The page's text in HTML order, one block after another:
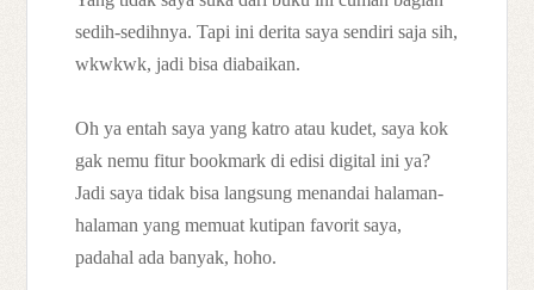
sedih-sedihnya. Tapi ini derita saya sendiri saja sih,
wkwkwk, jadi bisa diabaikan.
Oh ya entah saya yang katro atau kudet, saya kok
gak nemu fitur bookmark di edisi digital ini ya?
Jadi saya tidak bisa langsung menandai halaman-
halaman yang memuat kutipan favorit saya,
padahal ada banyak, hoho.